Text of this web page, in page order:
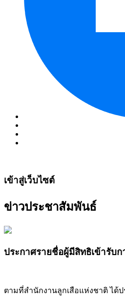
เข้าสู่เว็บไซต์
ข่าวประชาสัมพันธ์
ประกาศรายชื่อผู้มีสิทธิเข้ารับ
ตามที่สำนักงานลูกเสือแห่งชาติ ได้